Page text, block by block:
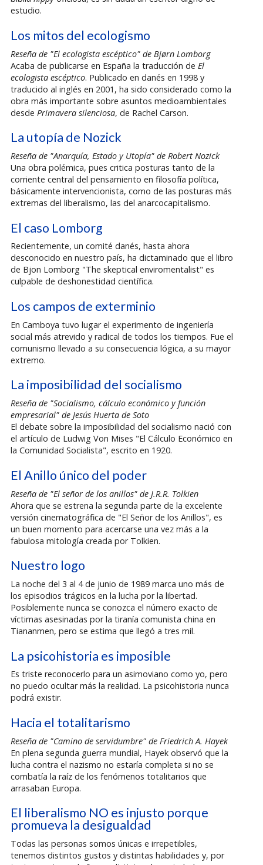
estudio.
Los mitos del ecologismo
Reseña de "El ecologista escéptico" de Bjørn Lomborg
Acaba de publicarse en España la traducción de El
ecologista escéptico. Publicado en danés en 1998 y
traducido al inglés en 2001, ha sido considerado como la
obra más importante sobre asuntos medioambientales
desde Primavera silenciosa, de Rachel Carson.
La utopía de Nozick
Reseña de "Anarquía, Estado y Utopía" de Robert Nozick
Una obra polémica, pues critica posturas tanto de la
corriente central del pensamiento en filosofía política,
básicamente intervencionista, como de las posturas más
extremas del liberalismo, las del anarcocapitalismo.
El caso Lomborg
Recientemente, un comité danés, hasta ahora
desconocido en nuestro país, ha dictaminado que el libro
de Bjon Lomborg "The skeptical enviromentalist" es
culpable de deshonestidad científica.
Los campos de exterminio
En Camboya tuvo lugar el experimento de ingeniería
social más atrevido y radical de todos los tiempos. Fue el
comunismo llevado a su consecuencia lógica, a su mayor
extremo.
La imposibilidad del socialismo
Reseña de "Socialismo, cálculo económico y función
empresarial" de Jesús Huerta de Soto
El debate sobre la imposibilidad del socialismo nació con
el artículo de Ludwig Von Mises "El Cálculo Económico en
la Comunidad Socialista", escrito en 1920.
El Anillo único del poder
Reseña de "El señor de los anillos" de J.R.R. Tolkien
Ahora que se estrena la segunda parte de la excelente
versión cinematográfica de "El Señor de los Anillos", es
un buen momento para acercarse una vez más a la
fabulosa mitología creada por Tolkien.
Nuestro logo
La noche del 3 al 4 de junio de 1989 marca uno más de
los episodios trágicos en la lucha por la libertad.
Posiblemente nunca se conozca el número exacto de
víctimas asesinadas por la tiranía comunista china en
Tiananmen, pero se estima que llegó a tres mil.
La psicohistoria es imposible
Es triste reconocerlo para un asimoviano como yo, pero
no puedo ocultar más la realidad. La psicohistoria nunca
podrá existir.
Hacia el totalitarismo
Reseña de "Camino de servidumbre" de Friedrich A. Hayek
En plena segunda guerra mundial, Hayek observó que la
lucha contra el nazismo no estaría completa si no se
combatía la raíz de los fenómenos totalitarios que
arrasaban Europa.
El liberalismo NO es injusto porque
promueva la desigualdad
Todas las personas somos únicas e irrepetibles,
tenemos distintos gustos y distintas habilidades y, por